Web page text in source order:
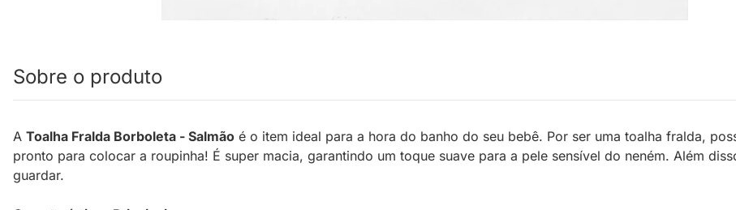
Sobre o produto
A Toalha Fralda Borboleta - Salmão é o item ideal para a hora do banho do seu bebê. Por ser uma toalha fralda,
pronto para colocar a roupinha! É super macia, garantindo um toque suave para a pele sensível do neném. Além
guardar.